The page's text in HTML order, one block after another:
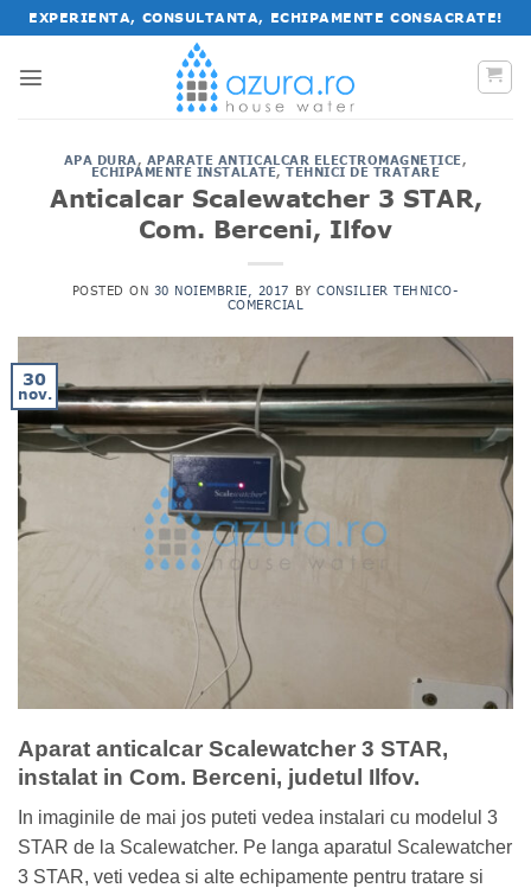
Salt
la
conținut
EXPERIENTA, CONSULTANTA, ECHIPAMENTE CONSACRATE!
APA DURA, APARATE ANTICALCAR ELECTROMAGNETICE,
ECHIPAMENTE INSTALATE,TEHNICI DE TRATARE
Anticalcar Scalewatcher 3 STAR,
Com. Berceni, Ilfov
POSTED ON 30 NOIEMBRIE, 2017 BYCONSILIER TEHNICO-
COMERCIAL
30
nov.
Aparat anticalcar Scalewatcher 3 STAR,
instalat in Com. Berceni, judetul Ilfov.
In imaginile de mai jos puteti vedea instalari cu modelul 3
STAR de la Scalewatcher. Pe langa aparatul Scalewatcher
3 STAR, veti vedea si alte echipamente pentru tratare si